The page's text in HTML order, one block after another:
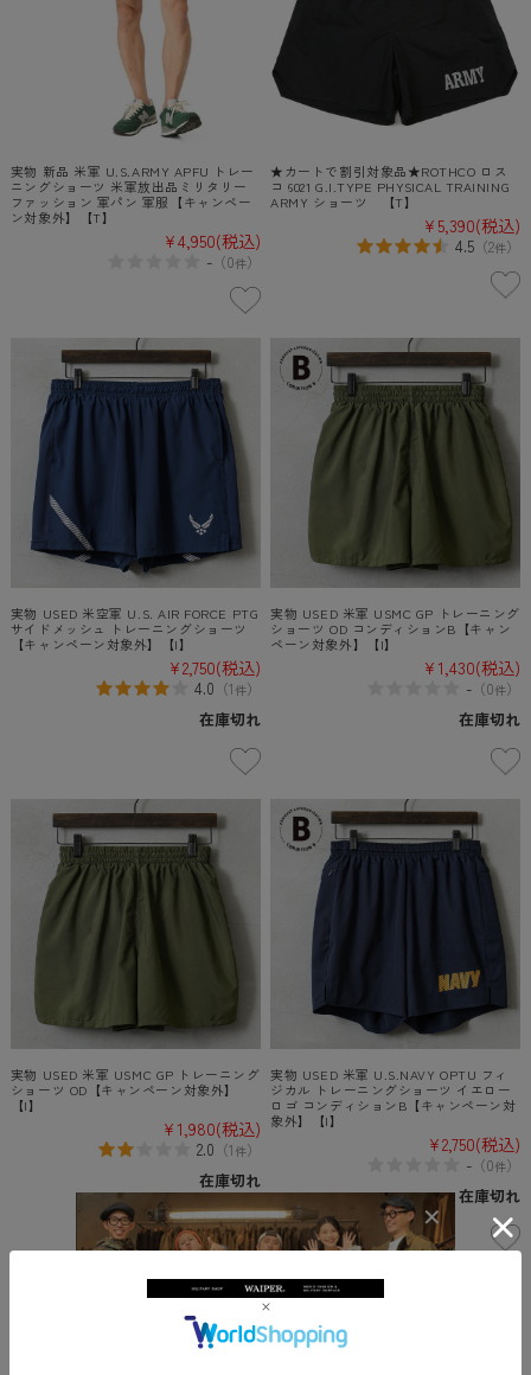
実物 新品 米軍 U.S.ARMY APFU トレー
ニングショーツ 米軍放出品ミリタリー
ファッション 軍パン 軍服【キャンペー
ン対象外】【T】
¥4,950(税込)
-（0件）
★カートで割引対象品★ROTHCO ロス
コ 6021 G.I.TYPE PHYSICAL TRAINING
ARMY ショーツ 【T】
¥5,390(税込)
4.5 （2件）
実物 USED 米空軍 U.S. AIR FORCE PTG
サイドメッシュ トレーニングショーツ
【キャンペーン対象外】【I】
¥2,750(税込)
4.0 （1件）
在庫切れ
実物 USED 米軍 USMC GP トレーニング
ショーツ OD コンディションB【キャン
ペーン対象外】【I】
¥1,430(税込)
- （0件）
在庫切れ
実物 USED 米軍 USMC GP トレーニング
ショーツ OD【キャンペーン対象外】
【I】
¥1,980(税込)
2.0 （1件）
在庫切れ
実物 USED 米軍 U.S.NAVY OPTU フィ
ジカル トレーニングショーツ イエロー
ロゴ コンディションB【キャンペーン対
象外】【I】
¥2,750(税込)
- （0件）
在庫切れ